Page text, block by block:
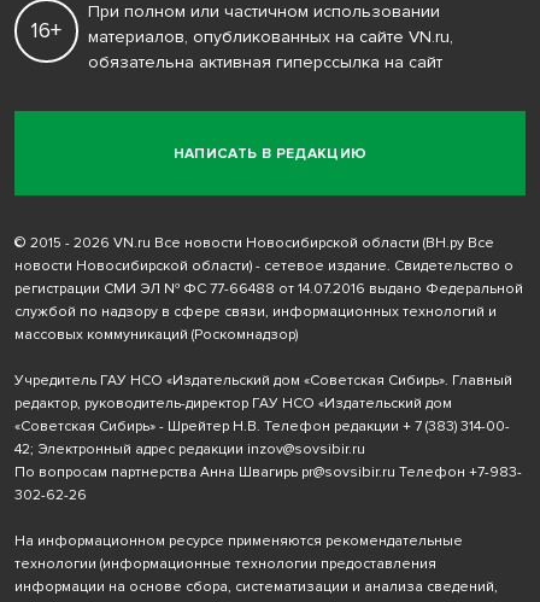
НАПИСАТЬ В РЕДАКЦИЮ
16+
При полном или частичном использовании
материалов, опубликованных на сайте VN.ru,
обязательна активная гиперссылка на сайт
© 2015 - 2026 VN.ru Все новости Новосибирской области (ВН.ру Все
новости Новосибирской области) - сетевое издание. Свидетельство о
регистрации СМИ ЭЛ № ФС 77-66488 от 14.07.2016 выдано Федеральной
службой по надзору в сфере связи, информационных технологий и
массовых коммуникаций (Роскомнадзор)
Учредитель ГАУ НСО «Издательский дом «Советская Сибирь». Главный
редактор, руководитель-директор ГАУ НСО «Издательский дом
«Советская Сибирь» - Шрейтер Н.В. Телефон редакции + 7 (383) 314-00-
42; Электронный адрес редакции inzov@sovsibir.ru
По вопросам партнерства Анна Швагирь pr@sovsibir.ru Телефон +7-983-
302-62-26
На информационном ресурсе применяются рекомендательные
технологии (информационные технологии предоставления
информации на основе сбора, систематизации и анализа сведений,